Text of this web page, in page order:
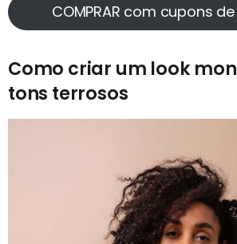
COMPRAR com cupons
Como criar um look
tons terrosos